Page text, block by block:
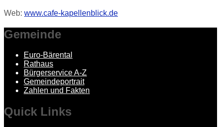
Web: www.cafe-kapellenblick.de
Gemeinde
Euro-Bärental
Rathaus
Bürgerservice A-Z
Gemeindeportrait
Zahlen und Fakten
Quick Links